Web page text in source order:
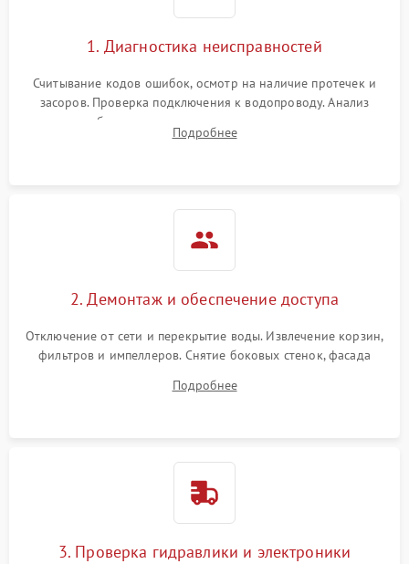
циркуляционным насосом
2100 ₽ Подробнее →
1. Диагностика неисправностей
Считывание кодов ошибок, осмотр на наличие протечек и
засоров. Проверка подключения к водопроводу. Анализ
жалоб на отсутствие слива, нагрева, вращения
разбрызгивателей или срабатывание системы защиты
Подробнее
2. Демонтаж и обеспечение доступа
Отключение от сети и перекрытие воды. Извлечение корзин,
фильтров и импеллеров. Снятие боковых стенок, фасада
циркуляционному насосу, ТЭНу и сливной помпе.
Подробнее
3. Проверка гидравлики и электроники